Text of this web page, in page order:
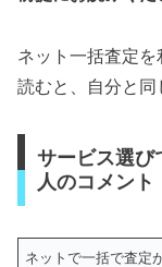
ネット一括査定
読むと、自分と同
サービス選び
人のコメント
ネットで一括で査定